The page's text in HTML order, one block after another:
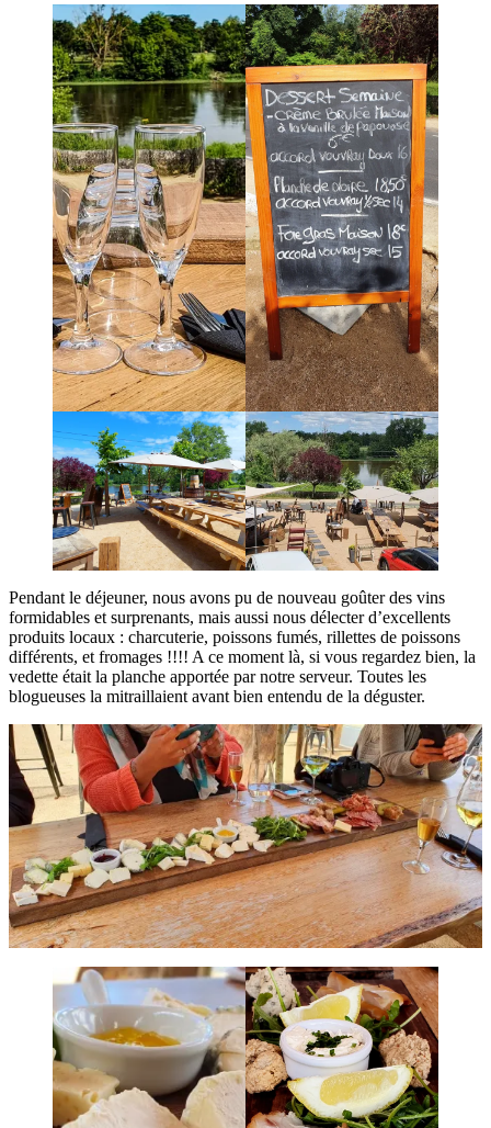
Pendant le déjeuner, nous avons pu de nouveau goûter des vins
formidables et surprenants, mais aussi nous délecter d’excellents
produits locaux : charcuterie, poissons fumés, rillettes de poissons
différents, et fromages !!!! A ce moment là, si vous regardez bien, la
vedette était la planche apportée par notre serveur. Toutes les
blogueuses la mitraillaient avant bien entendu de la déguster.